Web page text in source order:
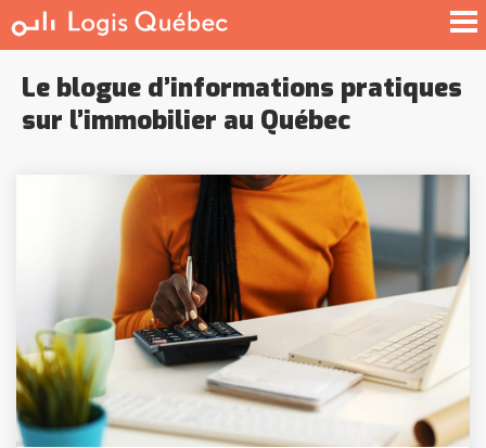
À LOUER
SERVICE PRO
Le blogue d’informations pratiques
sur l’immobilier au Québec